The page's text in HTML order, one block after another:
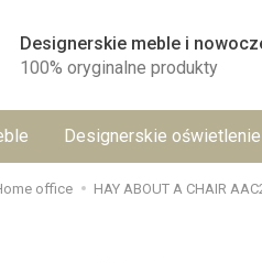
Designerskie meble i
100% oryginalne produkty
Designerskie oświetlenie
office HAY ABOUT A CHAIR